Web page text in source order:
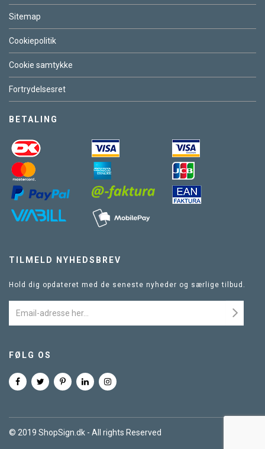
Sitemap
Cookiepolitik
Cookie samtykke
Fortrydelsesret
BETALING
TILMELD NYHEDSBREV
Hold dig opdateret med de seneste nyheder og særlige tilbud.
FØLG OS
© 2019 ShopSign.dk - All rights Reserved